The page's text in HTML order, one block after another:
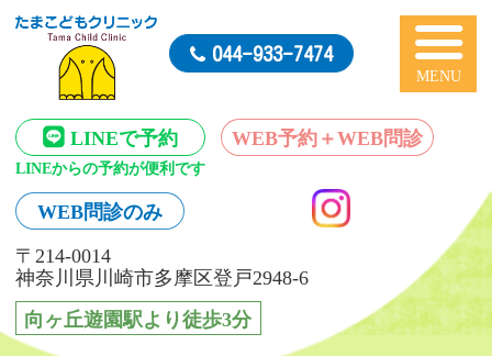
LINEで予約
LINEからの予約が便利です
WEB予約＋WEB問診
WEB問診のみ
〒214-0014
神奈川県川崎市多摩区登戸2948-6
向ヶ丘遊園駅より徒歩3分
044-933-7474